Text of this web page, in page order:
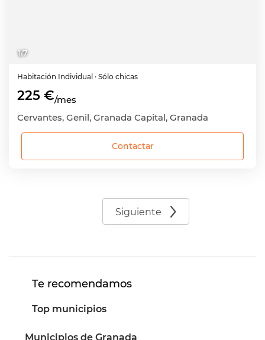
1/7
Habitación Individual · Sólo chicas
225 €/mes
Cervantes, Genil, Granada Capital, Granada
Contactar
Siguiente
Te recomendamos
Top municipios
Municipios de Granada